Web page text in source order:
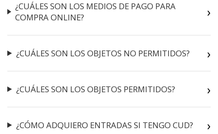
¿CUÁLES SON LOS MEDIOS DE PAGO PARA
COMPRA ONLINE?
¿CUÁLES SON LOS OBJETOS NO PERMITIDOS?
¿CUÁLES SON LOS OBJETOS PERMITIDOS?
¿CÓMO ADQUIERO ENTRADAS SI TENGO CUD?